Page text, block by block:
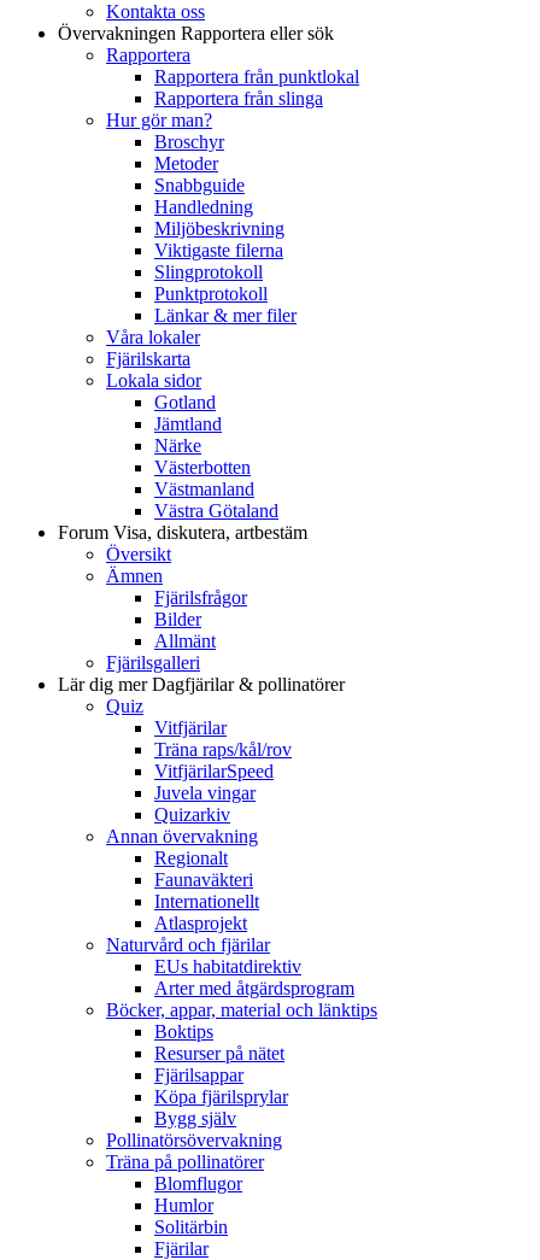
Kontakta oss
Övervakningen Rapportera eller sök
Rapportera
Rapportera från punktlokal
Rapportera från slinga
Hur gör man?
Broschyr
Metoder
Snabbguide
Handledning
Miljöbeskrivning
Viktigaste filerna
Slingprotokoll
Punktprotokoll
Länkar & mer filer
Våra lokaler
Fjärilskarta
Lokala sidor
Gotland
Jämtland
Närke
Västerbotten
Västmanland
Västra Götaland
Forum Visa, diskutera, artbestäm
Översikt
Ämnen
Fjärilsfrågor
Bilder
Allmänt
Fjärilsgalleri
Lär dig merDagfjärilar & pollinatörer
Quiz
Vitfjärilar
Träna raps/kål/rov
VitfjärilarSpeed
Juvela vingar
Quizarkiv
Annan övervakning
Regionalt
Faunaväkteri
Internationellt
Atlasprojekt
Naturvård och fjärilar
EUs habitatdirektiv
Arter med åtgärdsprogram
Böcker, appar, material och länktips
Boktips
Resurser på nätet
Fjärilsappar
Köpa fjärilsprylar
Bygg själv
Pollinatörsövervakning
Träna på pollinatörer
Blomflugor
Humlor
Solitärbin
Fjärilar